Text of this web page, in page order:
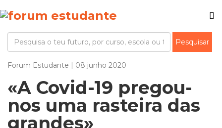
Forum Estudante | 08 junho 2020
«A Covid-19 pregou-
nos uma rasteira das
grandes»